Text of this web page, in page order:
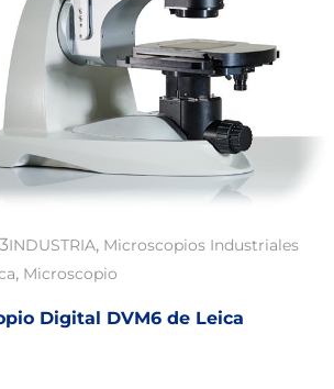
INDUSTRIA, Microscopios Industriales
, Microscopio
Digital DVM6 de Leica